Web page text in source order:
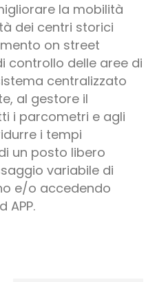
la mobilità
dei centri storici
on street
controllo delle aree di
centralizzato
al gestore il
i parcometri e agli
i tempi
un posto libero
variabile di
e/o accedendo
APP.